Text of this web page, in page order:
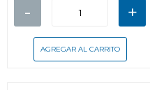
- +